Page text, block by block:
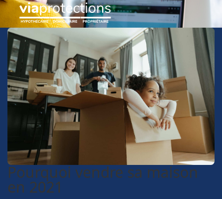
Pourquoi vendre sa maison
en 2021